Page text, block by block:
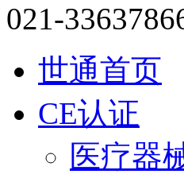
021-
世通首页
CE认证
医疗器